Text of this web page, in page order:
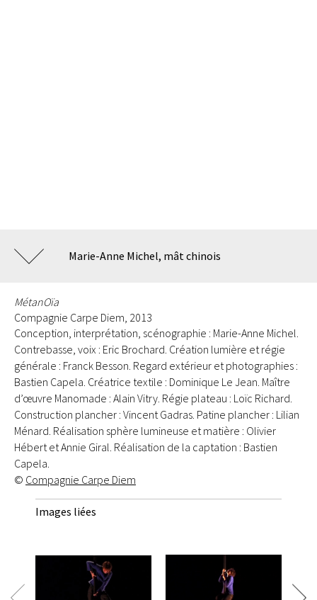
Marie-Anne Michel, mât chinois
MétanOïa
Compagnie Carpe Diem, 2013
Conception, interprétation, scénographie : Marie-Anne Michel.
Contrebasse, voix : Eric Brochard. Création lumière et régie
générale : Franck Besson. Regard extérieur et photographies :
Bastien Capela. Créatrice textile : Dominique Le Jean. Maître
d’œuvre Manomade : Alain Vitry. Régie plateau : Loïc Richard.
Construction plancher : Vincent Gadras. Patine plancher : Lilian
Ménard. Réalisation sphère lumineuse et matière : Olivier
Hébert et Annie Giral. Réalisation de la captation : Bastien
Capela.
© Compagnie Carpe Diem
Images liées